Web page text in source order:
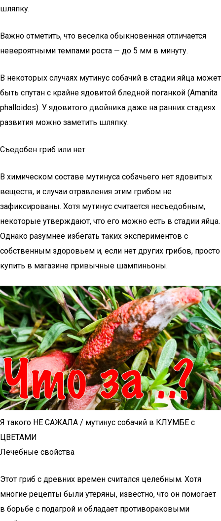
шляпку.
Важно отметить, что веселка обыкновенная отличается
невероятными темпами роста — до 5 мм в минуту.
В некоторых случаях мутинус собачий в стадии яйца может
быть спутан с крайне ядовитой бледной поганкой (Amanita
phalloides). У ядовитого двойника даже на ранних стадиях
развития можно заметить шляпку.
Съедобен гриб или нет
В химическом составе мутинуса собачьего нет ядовитых
веществ, и случаи отравления этим грибом не
зафиксированы. Хотя мутинус считается несъедобным,
некоторые утверждают, что его можно есть в стадии яйца.
Однако разумнее избегать таких экспериментов с
собственным здоровьем и, если нет других грибов, просто
купить в магазине привычные шампиньоны.
Я такого НЕ САЖАЛА / мутинус собачий в КЛУМБЕ с
ЦВЕТАМИ
Лечебные свойства
Этот гриб с древних времен считался целебным. Хотя
многие рецепты были утеряны, известно, что он помогает
в борьбе с подагрой и обладает противораковыми